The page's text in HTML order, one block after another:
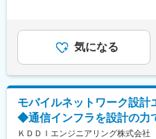
■想定されるキャリアパス
通信機器保全の専門性を高
■企業の特徴/魅力
当社は通信インフラの安定
を有し、社会インフラの発
【具体的には】
・現地調査の同行
・機器設置、配線補助
・お客様との打ち合わせ
・ネットワーク設計補助
※出張がございます（月3～5
通じて上下する可能性があ
表記です。気になる
モバイルネットワーク設計
◆通信インフラを設計の力
ＫＤＤＩエンジニアリング株式会社